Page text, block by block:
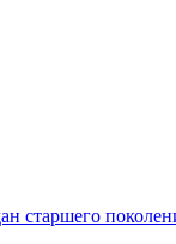
старшего